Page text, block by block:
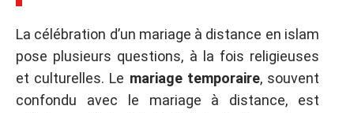
La célébration d’un mariage à distance en islam
pose plusieurs questions, à la fois religieuses
et culturelles. Le mariage temporaire, souvent
confondu avec le mariage à distance, est